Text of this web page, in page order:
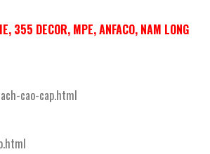
355 DECOR, MPE, ANFACO, NAM LONG
cao-cap.html